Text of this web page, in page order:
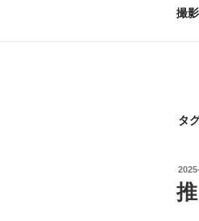
撮
タ
投
稿
日: